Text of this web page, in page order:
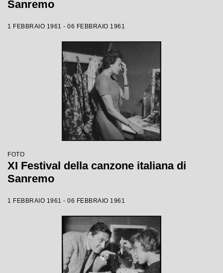
Sanremo
1 FEBBRAIO 1961 - 06 FEBBRAIO 1961
FOTO
XI Festival della canzone italiana di
Sanremo
1 FEBBRAIO 1961 - 06 FEBBRAIO 1961